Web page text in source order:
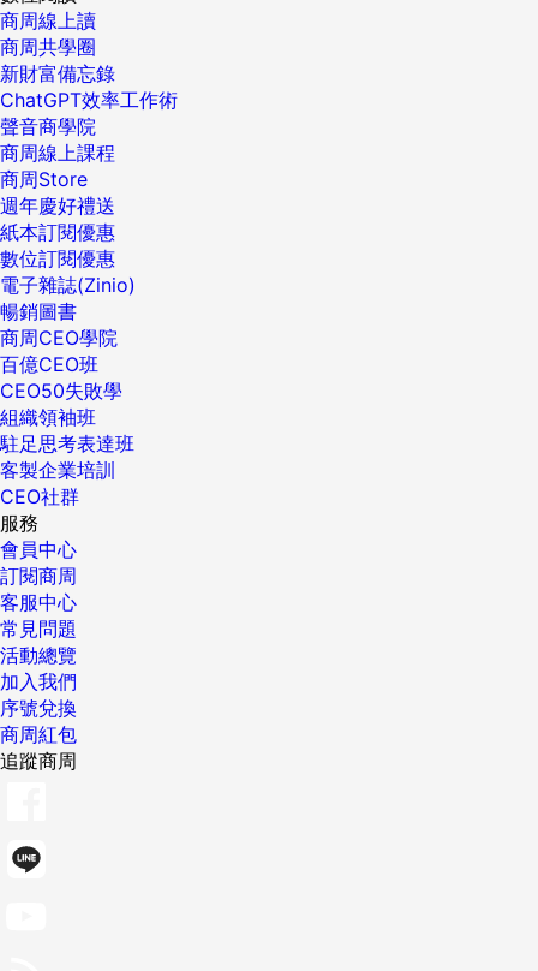
商周線上讀
商周共學圈
新財富備忘錄
ChatGPT效率工作術
聲音商學院
商周線上課程
商周Store
週年慶好禮送
紙本訂閱優惠
數位訂閱優惠
電子雜誌(Zinio)
暢銷圖書
商周CEO學院
百億CEO班
CEO50失敗學
組織領袖班
駐足思考表達班
客製企業培訓
CEO社群
服務
會員中心
訂閱商周
客服中心
常見問題
活動總覽
加入我們
序號兌換
商周紅包
追蹤商周